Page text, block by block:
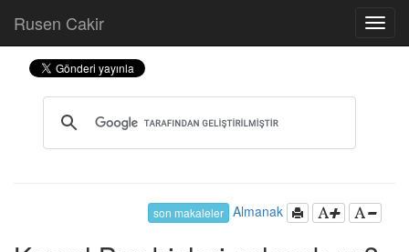
Rusen Cakir
son makaleler Almanak